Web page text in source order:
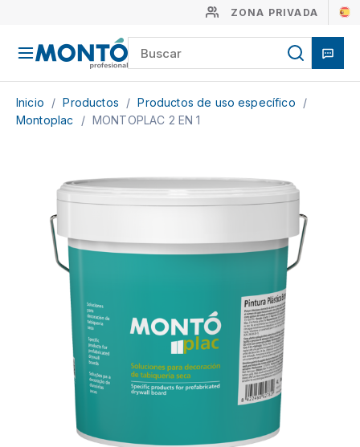
ZONA PRIVADA
Inicio / Productos / Productos de uso específico
/
Montoplac
/ MONTOPLAC 2 EN 1